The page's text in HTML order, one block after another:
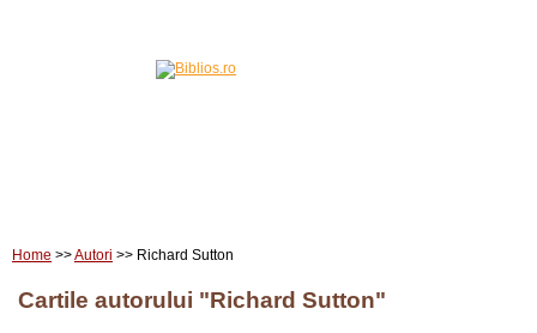
Home >>Autori >> Richard Sutton
Cartile autorului "Richard Sutton"